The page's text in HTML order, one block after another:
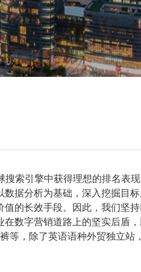
索引擎中获得理想的排名表
据分析为基础，深入挖掘目
的长效手段。因此，我们坚
数字营销道路上的坚实后盾
，除了英语语种外贸独立站